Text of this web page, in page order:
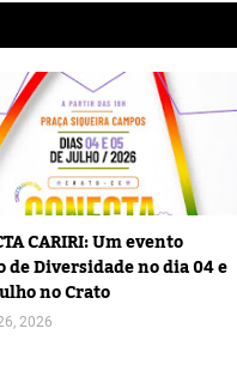
CARIRI: Um evento
Diversidade no dia 04 e
no Crato
2026